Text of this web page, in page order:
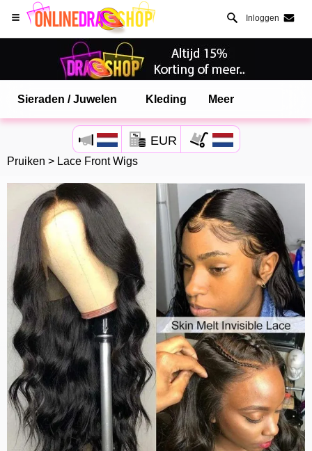
Inloggen
Sieraden / Juwelen Kleding Meer
EUR
Pruiken > Lace Front Wigs
Open Safari menu.
of klik de safari knop zoals hiernaast getoont
en klik TOEVOEGEN AAN BUREAUBLAD
onlinedragshop is nu geinstalleeerd als APP